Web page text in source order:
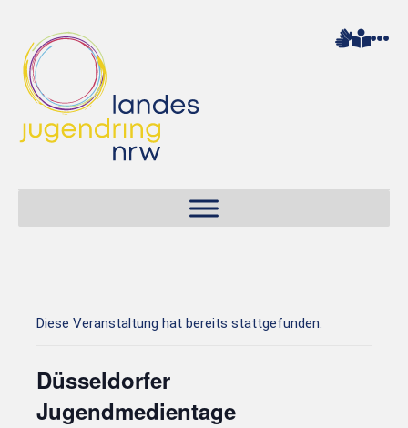
Diese Veranstaltung hat bereits stattgefunden.
Düsseldorfer
Jugendmedientage